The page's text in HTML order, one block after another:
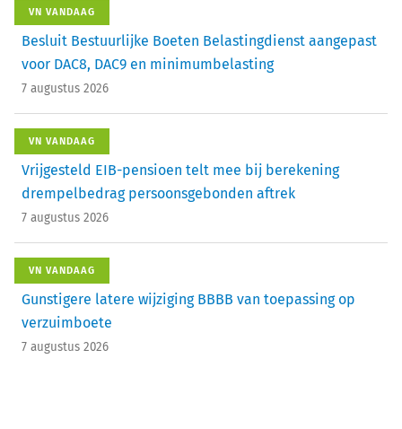
VN VANDAAG
Besluit Bestuurlijke Boeten Belastingdienst aangepast
voor DAC8, DAC9 en minimumbelasting
7 augustus 2026
VN VANDAAG
Vrijgesteld EIB-pensioen telt mee bij berekening
drempelbedrag persoonsgebonden aftrek
7 augustus 2026
VN VANDAAG
Gunstigere latere wijziging BBBB van toepassing op
verzuimboete
7 augustus 2026